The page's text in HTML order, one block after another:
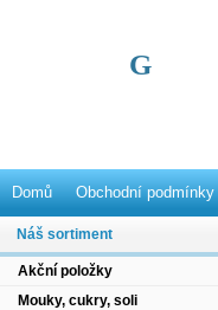
Náš sortiment
Akční položky
Mouky, cukry, soli
G
Domů Obchodní podmínky